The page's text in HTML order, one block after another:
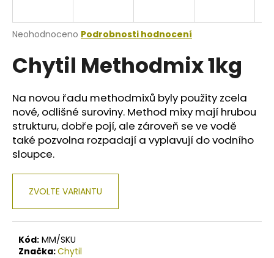
Průměrné
produktu
je
z
5
hvězdiček.
Neohodnoceno Podrobnosti hodnocení
Chytil Methodmix 1kg
Na novou řadu methodmixů byly použity zcela
nové, odlišné suroviny. Method mixy mají hrubou
strukturu, dobře pojí, ale zároveň se ve vodě
také pozvolna rozpadají a vyplavují do vodního
sloupce.
ZVOLTE VARIANTU
Kód: MM/SKU
Značka:Chytil
j
t
?
HLEDAT
o
p
o